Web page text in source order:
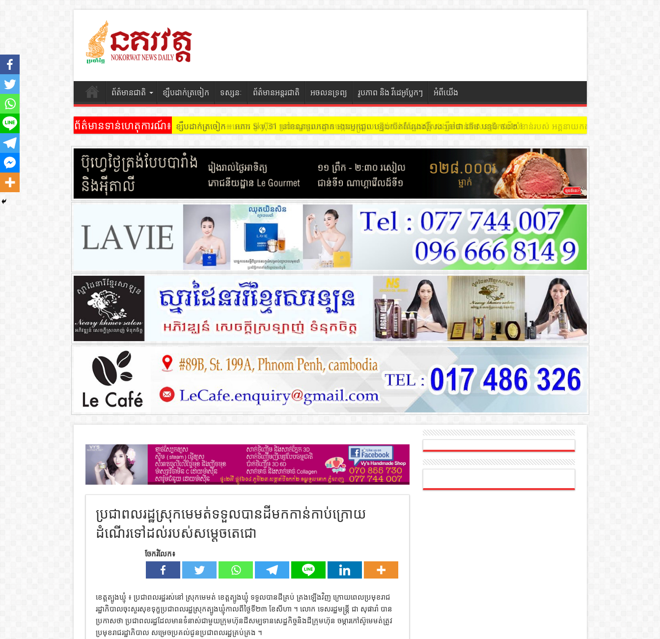
ព័ត៌មានជាតិ ខ្សឹបដាក់ត្រចៀក ទស្សនៈ ព័ត៌មានអន្តរជាតិ អចលនទ្រព្យ រូបភាព និង វីដេអូប្លែកៗ អំពីយើង
ព័ត៌មានទាន់ហេតុការណ៍៖ ខ្សឹបដាក់ត្រចៀក ៖ អគារ Sky 31 នៅខណ្ឌទួលគោក មានអ្នកជួលបន្ទប់បើកល្បែងសុីសង នៅជាន់ទី៩ បន្ទប់ ៩០២ !
ប្រជាពលរដ្ឋស្រុកមេមត់ទទួលបានដីមកកាន់កាប់ក្រោយ
ដំណើរទៅដល់របស់សម្តេចតេជោ
ចែករំលែក៖
ខេត្តត្បូងឃ្មុំ ៖ ប្រជាពលរដ្ឋរស់នៅ ស្រុកមេមត់ ខេត្តត្បូងឃ្មុំ ទទួលបានដីគ្រប់ គ្រងឡើងវិញ ក្រោយពេលប្រមុខរាជ
រដ្ឋាភិបាលចុះសួរសុខទុក្ខប្រជាពលរដ្ឋស្រុកត្បូងឃ្មុំកាលពីថ្ងៃទី២៣ ខែសីហា ។ លោក ទេសរដ្ឋមន្រ្តី ជា សុផារ៉ា បាន
ប្រកាសថា ប្រជាពលរដ្ឋដែលមានទំនាស់ជាមួយក្រុមហ៊ុនដីសម្បទានសេដ្ឋកិច្ចនិងដីក្រុមហ៊ុន ចម្ការកៅស៊ូមេមត់ត្រូវ
ប្រមុខរាជរដ្ឋាភិបាល សម្រេចប្រគល់ជូនប្រជាពលរដ្ឋគ្រប់គ្រង ។